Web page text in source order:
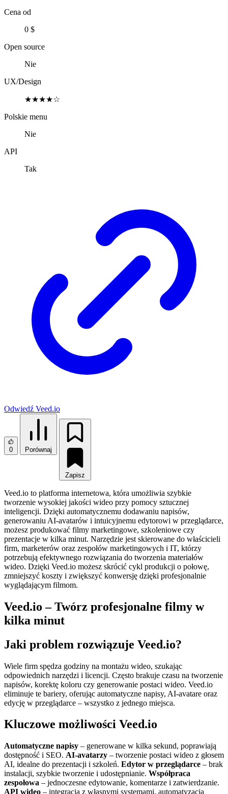
Cena od
0 $
Open source
Nie
UX/Design
★★★★☆
Polskie menu
Nie
API
Tak
Odwiedź Veed.io
0 Porównaj
Zapisz
Veed.io to platforma internetowa, która umożliwia szybkie
tworzenie wysokiej jakości wideo przy pomocy sztucznej
inteligencji. Dzięki automatycznemu dodawaniu napisów,
generowaniu AI‑avatarów i intuicyjnemu edytorowi w przeglądarce,
możesz produkować filmy marketingowe, szkoleniowe czy
prezentacje w kilka minut. Narzędzie jest skierowane do właścicieli
firm, marketerów oraz zespołów marketingowych i IT, którzy
potrzebują efektywnego rozwiązania do tworzenia materiałów
wideo. Dzięki Veed.io możesz skrócić cykl produkcji o połowę,
zmniejszyć koszty i zwiększyć konwersję dzięki profesjonalnie
wyglądającym filmom.
Veed.io – Twórz profesjonalne filmy w
kilka minut
Jaki problem rozwiązuje Veed.io?
Wiele firm spędza godziny na montażu wideo, szukając
odpowiednich narzędzi i licencji. Często brakuje czasu na tworzenie
napisów, korektę koloru czy generowanie postaci wideo. Veed.io
eliminuje te bariery, oferując automatyczne napisy, AI‑avatare oraz
edycję w przeglądarce – wszystko z jednego miejsca.
Kluczowe możliwości Veed.io
Automatyczne napisy – generowane w kilka sekund, poprawiają
dostępność i SEO. AI‑avatarzy – tworzenie postaci wideo z głosem
AI, idealne do prezentacji i szkoleń. Edytor w przeglądarce – brak
instalacji, szybkie tworzenie i udostępnianie. Współpraca
zespołowa – jednoczesne edytowanie, komentarze i zatwierdzanie.
API wideo – integracja z własnymi systemami, automatyzacja